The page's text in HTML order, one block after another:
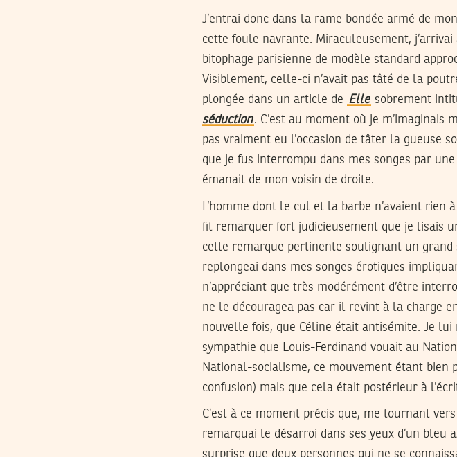
J’entrai donc dans la rame bondée armé de
cette foule navrante. Miraculeusement,
bitophage parisienne de modèle standard
Visiblement, celle-ci n’avait pas tâté de la
plongée dans un article de Elle sobrement
séduction. C’est au moment où je
pas vraiment eu l’occasion de tâter la gueuse
que je fus interrompu dans mes songes par
émanait de mon voisin de droite.
L’homme dont le cul et la barbe n’avaient rien
fit remarquer fort judicieusement que je lisais
cette remarque pertinente soulignant un grand
replongeai dans mes songes érotiques
n’appréciant que très modérément d’être
ne le découragea pas car il revint à la charge
nouvelle fois, que Céline était antisémite. Je
sympathie que Louis-Ferdinand vouait au
National-socialisme, ce mouvement étant
confusion) mais que cela était postérieur à
C’est à ce moment précis que, me tournant
remarquai le désarroi dans ses yeux d’un bleu
surprise que deux personnes qui ne se